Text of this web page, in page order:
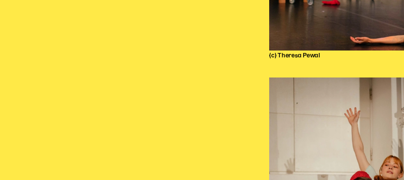
(c) Theresa Pewal